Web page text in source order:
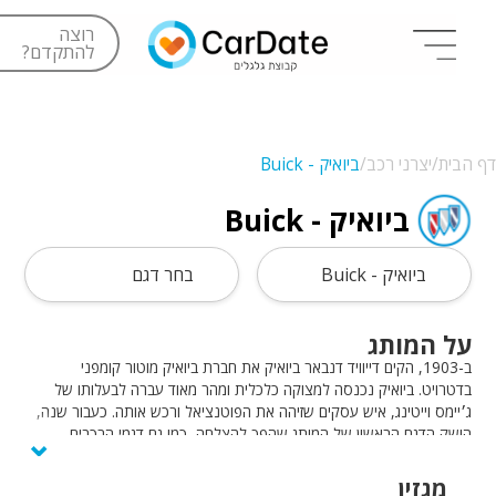
רוצה
להתקדם?
דף הבית/יצרני רכב/ביואיק - Buick
ביואיק - Buick
ביואיק - Buick בחר דגם
על המותג
ב-1903, הקים דייוויד דנבאר ביואיק את חברת ביואיק מוטור קומפני
בדטרויט. ביואיק נכנסה למצוקה כלכלית ומהר מאוד עברה לבעלותו של
ג׳יימס וייטינג, איש עסקים שזיהה את הפוטנציאל ורכש אותה. כעבור שנה,
הושק הדגם הראשון של המותג שהפך להצלחה, כמו גם דגמי הרכבים
הנוספים שהושקו. ביואיק הציגה טכנולוגיה ומנוע שהיו מתקדמים לתקופה,
ובמהרה ביואיק הפכה למותג רכבי יוקרה מצליח, שגדל והתרחב להיות תאגיד
⌄
מגזין